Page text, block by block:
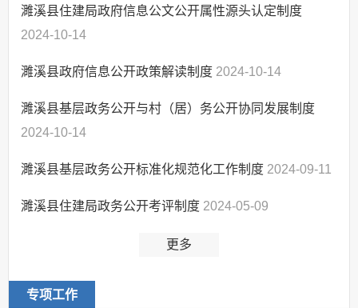
公共监管
助企纾困
濉溪县住建局政府信息公文公开属性源头认定制度
2024-10-14
濉溪县政府信息公开政策解读制度 2024-10-14
濉溪县基层政务公开与村（居）务公开协同发展制度
2024-10-14
濉溪县基层政务公开标准化规范化工作制度 2024-09-11
濉溪县住建局政务公开考评制度 2024-05-09
更多
专项工作